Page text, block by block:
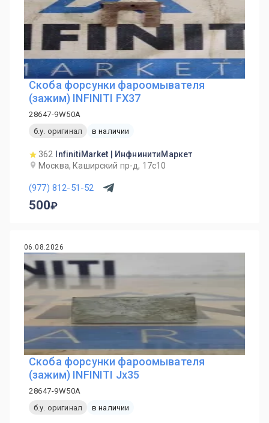
Скоба форсунки фароомывателя
(зажим) INFINITI FX37
28647-9W50A
б.у. оригинал
в наличии
362
InfinitiMarket | ИнфнинитиМаркет
Москва, Каширский пр-д, 17с10
(977) 812-51-52
500
06.08.2026
Скоба форсунки фароомывателя
(зажим) INFINITI Jx35
28647-9W50A
б.у. оригинал
в наличии